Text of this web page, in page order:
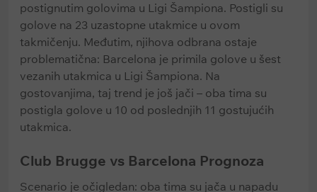
postignutim golovima u Ligi Šampiona. Postigli su
golove na 23 uzastopne utakmice u ovom
takmičenju. Međutim, njihova odbrana ostaje
problematična: Barcelona je primila golove u šest
vezanih utakmica u Ligi Šampiona. Na
gostovanjima, taj trend je još jači – oba tima su
postigla golove u 10 od poslednjih 11 gostujućih
utakmica.
Club Brugge vs Barcelona Prognoza
Scenario je očigledan: oba tima su jača u napadu